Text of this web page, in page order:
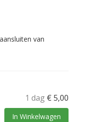
van
1 dag € 5,00
In Winkelwagen